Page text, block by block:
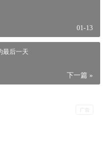
的不光是他人，还包括我们
，如若转载，请注明出处：
01-13
最后一天
下一篇 »